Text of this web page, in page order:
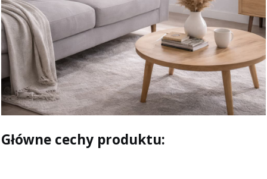
Główne cechy produktu: